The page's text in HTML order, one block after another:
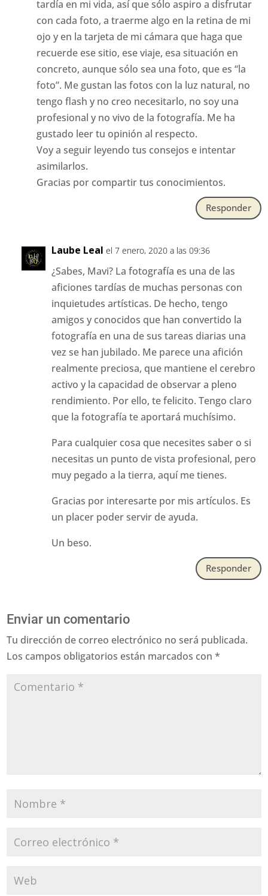
tardía en mi vida, así que sólo aspiro a disfrutar
con cada foto, a traerme algo en la retina de mi
ojo y en la tarjeta de mi cámara que haga que
recuerde ese sitio, ese viaje, esa situación en
concreto, aunque sólo sea una foto, que es “la
foto”. Me gustan las fotos con la luz natural, no
tengo flash y no creo necesitarlo, no soy una
profesional y no vivo de la fotografía. Me ha
gustado leer tu opinión al respecto.
Voy a seguir leyendo tus consejos e intentar
asimilarlos.
Gracias por compartir tus conocimientos.
Responder
Laube Leal el 7 enero, 2020 a las 09:36
¿Sabes, Mavi? La fotografía es una de las
aficiones tardías de muchas personas con
inquietudes artísticas. De hecho, tengo
amigos y conocidos que han convertido la
fotografía en una de sus tareas diarias una
vez se han jubilado. Me parece una afición
realmente preciosa, que mantiene el cerebro
activo y la capacidad de observar a pleno
rendimiento. Por ello, te felicito. Tengo claro
que la fotografía te aportará muchísimo.
Para cualquier cosa que necesites saber o si
necesitas un punto de vista profesional, pero
muy pegado a la tierra, aquí me tienes.
Gracias por interesarte por mis artículos. Es
un placer poder servir de ayuda.
Un beso.
Responder
Enviar un comentario
Tu dirección de correo electrónico no será publicada.
Los campos obligatorios están marcados con*